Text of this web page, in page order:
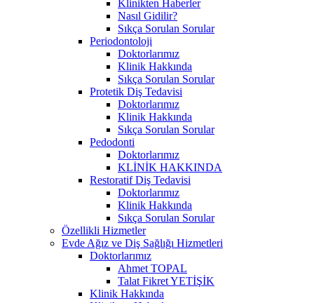
Klinikten Haberler
Nasıl Gidilir?
Sıkça Sorulan Sorular
Periodontoloji
Doktorlarımız
Klinik Hakkında
Sıkça Sorulan Sorular
Protetik Diş Tedavisi
Doktorlarımız
Klinik Hakkında
Sıkça Sorulan Sorular
Pedodonti
Doktorlarımız
KLİNİK HAKKINDA
Restoratif Diş Tedavisi
Doktorlarımız
Klinik Hakkında
Sıkça Sorulan Sorular
Özellikli Hizmetler
Evde Ağız ve Diş Sağlığı Hizmetleri
Doktorlarımız
Ahmet TOPAL
Talat Fikret YETİŞİK
Klinik Hakkında